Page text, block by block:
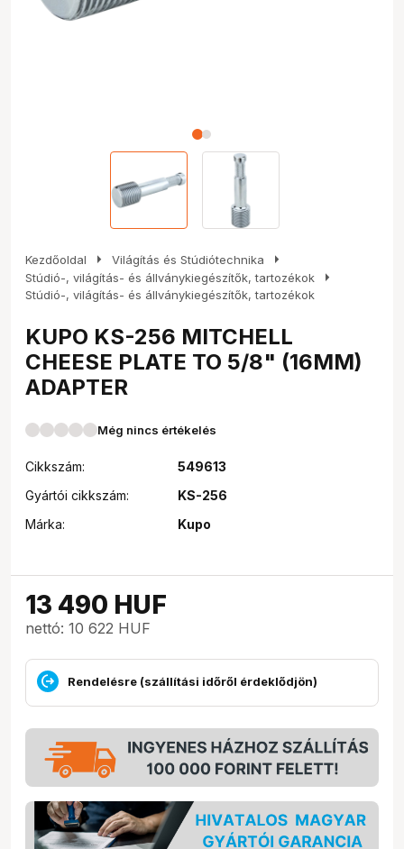
Kezdőoldal arrow_right Világítás és Stúdiótechnika arrow_right
Stúdió-, világítás- és állványkiegészítők, tartozékok arrow_right
Stúdió-, világítás- és állványkiegészítők, tartozékok
KUPO KS-256 MITCHELL
CHEESE PLATE TO 5/8" (16MM)
ADAPTER
Még nincs értékelés
Cikkszám:
549613
Gyártói cikkszám:
KS-256
Márka:
Kupo
13 490 HUF
nettó: 10 622 HUF
Rendelésre (szállítási időről érdeklődjön)